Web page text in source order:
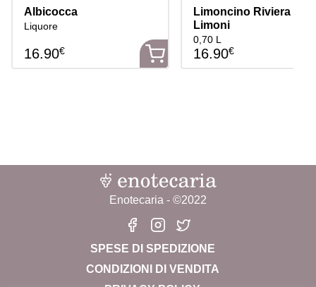
Albicocca
Liquore
16.90€
Limoncino Riviera dei
Limoni
0,70 L
16.90€
Enotecaria - ©2022
SPESE DI SPEDIZIONE
CONDIZIONI DI VENDITA